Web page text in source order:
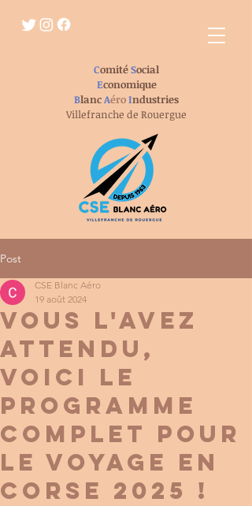
ComitéSocial
Economique
BlancAéroIndustries
Villefranche de Rouergue
Post
vous l'avez
attendu,
voici le
programme
complet pour
le voyage en
corse 2025 !
CSE Blanc Aéro
19 août 2024